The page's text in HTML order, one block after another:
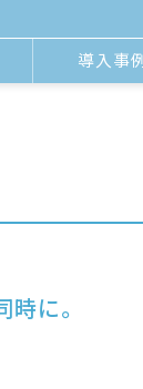
導⼊事
に。